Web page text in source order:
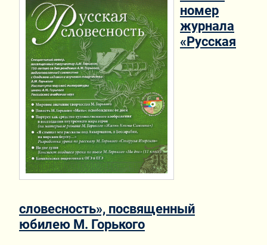
номер
журнала
«Русская
словесность», посвященный
юбилею М. Горького